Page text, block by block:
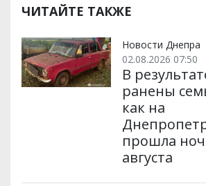
ЧИТАЙТЕ ТАКЖЕ
Новости Днепра
02.08.2026 07:50
В
ранены
как на
прошла
августа